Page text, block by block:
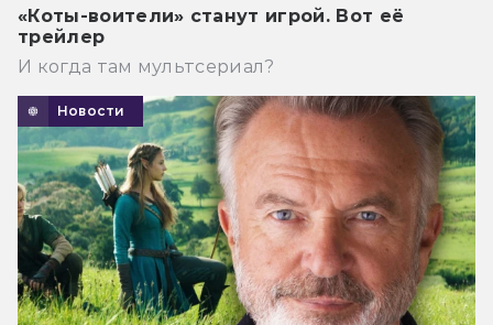
«Коты-воители» станут игрой. Вот её
трейлер
И когда там мультсериал?
Новости